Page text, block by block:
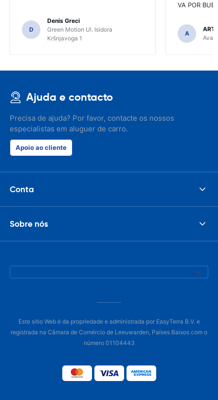
D
Denis Greci
Green Motion Ul. Isidora
Kršnjavoga 1
VA POR
A
Ajuda e contacto
Precisa de ajuda? Por favor, contacte os nossos
especialistas em aluguer de carro.
Apoio ao cliente
Conta
Sobre nós
Este sítio Web é da propriedade e administrada por EasyTerra B.V. e
registrada na Câmara de Comércio de Leeuwarden, Países Baixos com o
número 01104443